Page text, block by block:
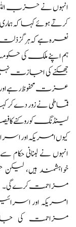
انہوں نے حزب
کرتے ہوئے کہا کہ
نعرہ ہے کہ ہر گز
ہم اپنے ملک کی
جھکنے کی اجازت
عزت محفوظ رہے اور
قماطی نے زور دے کر
لینڈنگ کو روکنے کا
کیوں امریکہ اور
انہوں نے لبنانی
خواہشمند ہیں،
مزاحمت کرے گی۔
امریکہ اور
مزاحمت کی جائے